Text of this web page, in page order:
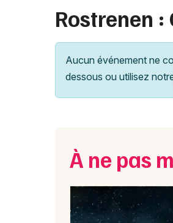
Rostrenen :
Aucun événement ne
dessous ou utilisez
À ne pas